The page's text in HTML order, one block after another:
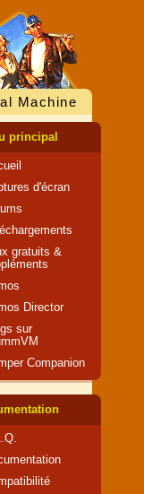
Machine
principal
d'écran
gratuits &
Director
sur
Companion